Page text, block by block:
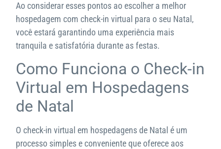
Ao considerar esses pontos ao escolher a melhor
hospedagem com check-in virtual para o seu Natal,
você estará garantindo uma experiência mais
tranquila e satisfatória durante as festas.
Como Funciona o Check-in
Virtual em Hospedagens
de Natal
O check-in virtual em hospedagens de Natal é um
processo simples e conveniente que oferece aos